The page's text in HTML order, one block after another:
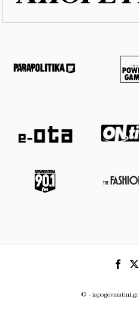
© - iapogevmatini.gr